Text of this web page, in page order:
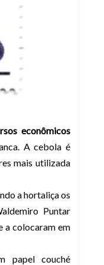
econômicos
A cebola é
mais utilizada
a hortaliça os
Puntar
a colocaram em
papel couché